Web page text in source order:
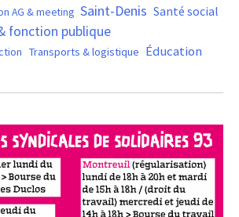
AG & meeting Saint-Denis Santé social
fonction publique
Transports & logistique Éducation